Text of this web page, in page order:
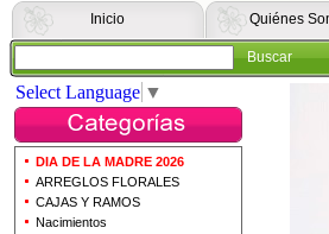
Inicio Quiénes
Buscar
Select Language ▼
DIA DE LA MADRE 2026
ARREGLOS FLORALES
CAJAS Y RAMOS
Nacimientos